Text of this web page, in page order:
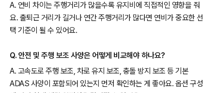
A. 연비 차이는 주행거리가 많을수록 유지비에 직접적인 영향을 줘
요. 출퇴근 거리가 길거나 연간 주행거리가 많다면 연비가 중요한 선
택 기준이 될 수 있어요.
Q. 안전 및 주행 보조 사양은 어떻게 비교해야 하나요?
A. 고속도로 주행 보조, 차로 유지 보조, 충돌 방지 보조 등 기본
ADAS 사양이 포함되어 있는지 먼저 확인하는 게 좋아요. 옵션 구성